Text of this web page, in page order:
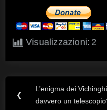
Visualizzazioni: 2
Navigazione
❮
Previous
Post:
L’enigma dei
davvero un